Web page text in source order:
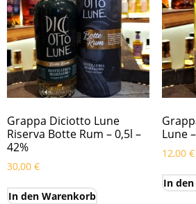
Grappa Diciotto Lune
Riserva Botte Rum – 0,5l –
42%
30,00 €
In den Warenkorb
Lune
12,00 €
In